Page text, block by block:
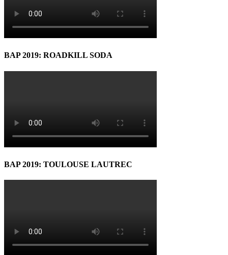
BAP 2019: ROADKILL SODA
BAP 2019: TOULOUSE LAUTREC